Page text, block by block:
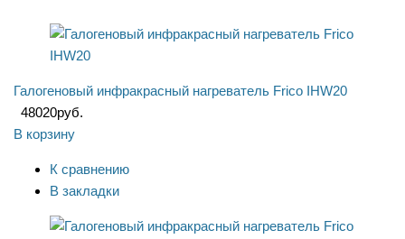
Галогеновый инфракрасный нагреватель Frico IHW20
48020руб.
В корзину
К сравнению
В закладки